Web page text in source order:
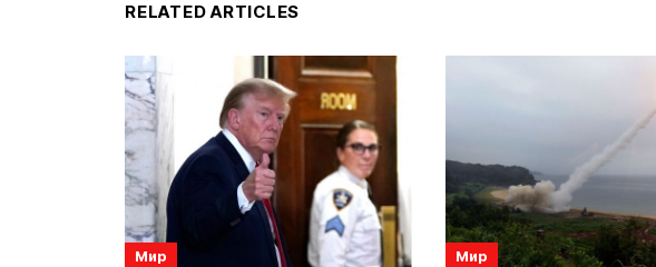
RELATED ARTICLES
Мир Мир